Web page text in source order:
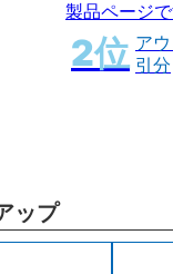
ア
引分
ップ